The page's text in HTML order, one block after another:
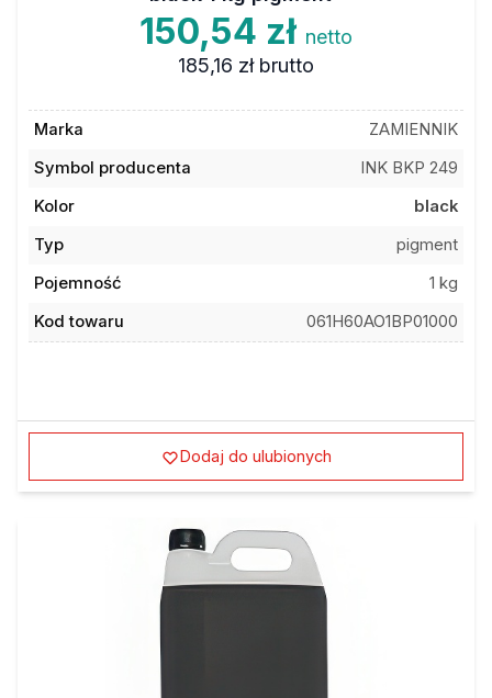
150,54 zł netto
185,16 zł brutto
Marka
ZAMIENNIK
Symbol producenta
INK BKP 249
Kolor
black
Typ
pigment
Pojemność
1 kg
Kod towaru
061H60AO1BP01000
Dodaj do ulubionych